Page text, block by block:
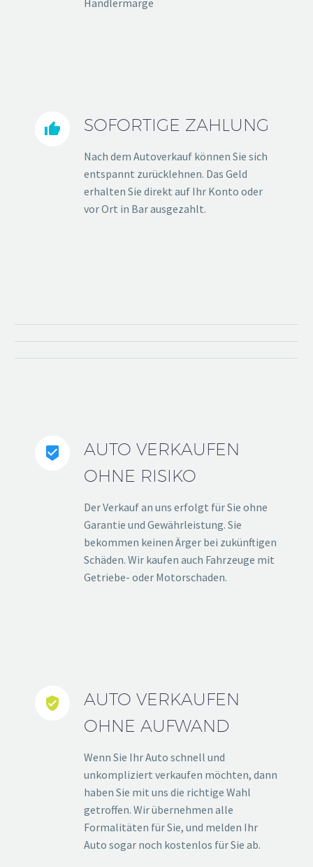
Händlermarge

 SOFORTIGE ZAHLUNG
Nach dem Autoverkauf können Sie sich
entspannt zurücklehnen. Das Geld
erhalten Sie direkt auf Ihr Konto oder
vor Ort in Bar ausgezahlt.


AUTO VERKAUFEN
OHNE RISIKO
Der Verkauf an uns erfolgt für Sie ohne
Garantie und Gewährleistung. Sie
bekommen keinen Ärger bei zukünftigen
Schäden. Wir kaufen auch Fahrzeuge mit
Getriebe- oder Motorschaden.


AUTO VERKAUFEN
OHNE AUFWAND
Wenn Sie Ihr Auto schnell und
unkompliziert verkaufen möchten, dann
haben Sie mit uns die richtige Wahl
getroffen. Wir übernehmen alle
Formalitäten für Sie, und melden Ihr
Auto sogar noch kostenlos für Sie ab.